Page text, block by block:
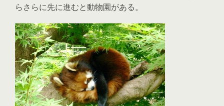
らさらに先に進むと動物園がある。